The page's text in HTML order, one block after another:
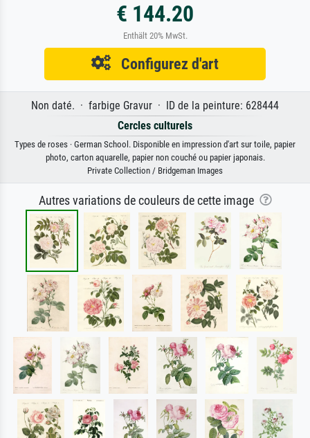
€ 144.20
Enthält 20% MwSt.
Configurez d'art
Non daté. · farbige Gravur · ID de la peinture: 628444
Cercles culturels
Types de roses · German School. Disponible en impression d'art sur toile, papier
photo, carton aquarelle, papier non couché ou papier japonais.
Private Collection / Bridgeman Images
Autres variations de couleurs de cette image